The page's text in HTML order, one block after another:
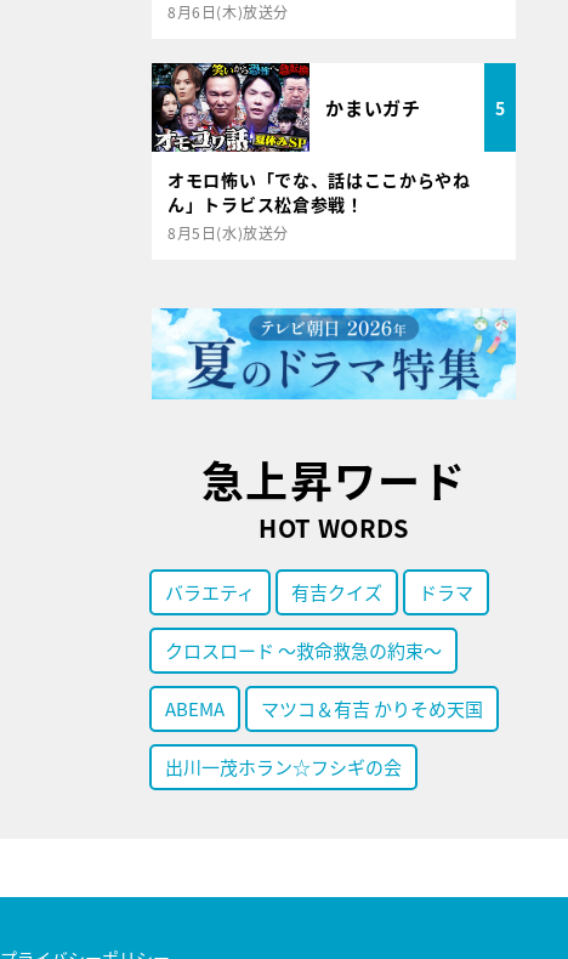
8月6日(木)放送分
かまいガチ 5
オモロ怖い「でな、話はここからやね
ん」トラビス松倉参戦！
8月5日(水)放送分
急上昇ワード
HOT WORDS
バラエティ 有吉クイズ ドラマ
クロスロード ～救命救急の約束～
ABEMA マツコ＆有吉 かりそめ天国
出川一茂ホラン☆フシギの会